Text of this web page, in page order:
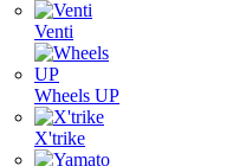
Venti
Wheels UP
X'trike